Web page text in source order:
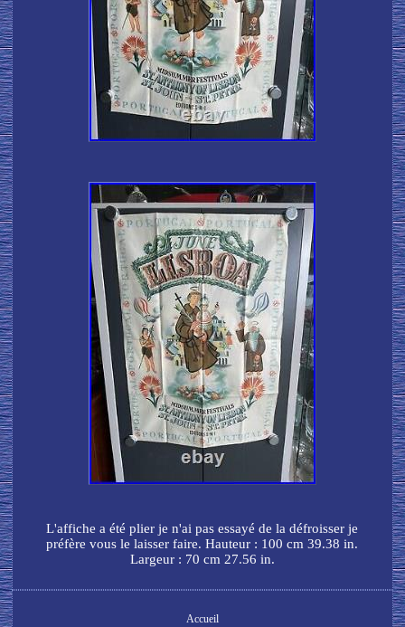
L'affiche a été plier je n'ai pas essayé de la défroisser je
préfère vous le laisser faire. Hauteur : 100 cm 39.38 in.
Largeur : 70 cm 27.56 in.
Accueil